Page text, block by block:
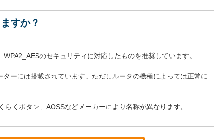
すか？
のセキュリティに対応したものを推奨しています。
ーには搭載されています。ただしルータの機種によっては正常に
くボタン、AOSSなどメーカーにより名称が異なります。